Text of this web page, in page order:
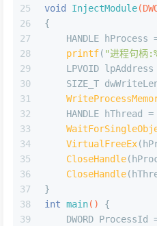
25
26
27
28
29
30
31
32
33
34
35
36
37
38
39
void
InjectModule
{
HANDLE hProcess
printf( "进程句柄
LPVOID lpAddress
SIZE_T
    HANDLE hThread =
VirtualFreeEx
CloseHandle
CloseHandle
}
int main()
{
DWORD ProcessId